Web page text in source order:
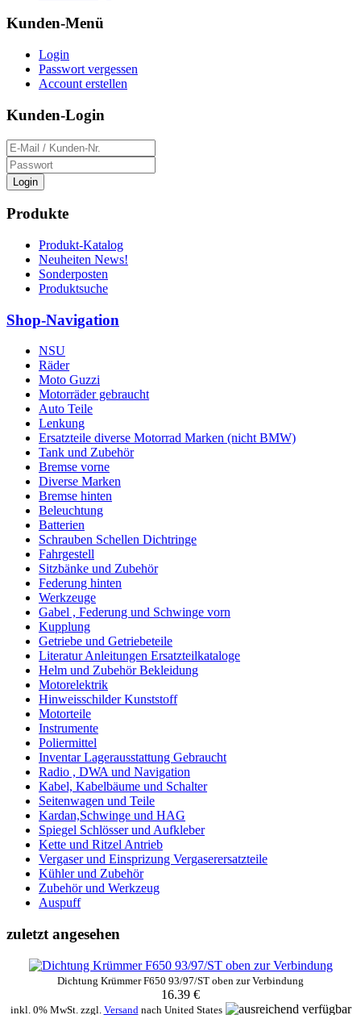
Kunden-Menü
Login
Passwort vergessen
Account erstellen
Kunden-Login
Login
Produkte
Produkt-Katalog
Neuheiten News!
Sonderposten
Produktsuche
Shop-Navigation
NSU
Räder
Moto Guzzi
Motorräder gebraucht
Auto Teile
Lenkung
Ersatzteile diverse Motorrad Marken (nicht BMW)
Tank und Zubehör
Bremse vorne
Diverse Marken
Bremse hinten
Beleuchtung
Batterien
Schrauben Schellen Dichtringe
Fahrgestell
Sitzbänke und Zubehör
Federung hinten
Werkzeuge
Gabel , Federung und Schwinge vorn
Kupplung
Getriebe und Getriebeteile
Literatur Anleitungen Ersatzteilkataloge
Helm und Zubehör Bekleidung
Motorelektrik
Hinweisschilder Kunststoff
Motorteile
Instrumente
Poliermittel
Inventar Lagerausstattung Gebraucht
Radio , DWA und Navigation
Kabel, Kabelbäume und Schalter
Seitenwagen und Teile
Kardan,Schwinge und HAG
Spiegel Schlösser und Aufkleber
Kette und Ritzel Antrieb
Vergaser und Einsprizung Vergaserersatzteile
Kühler und Zubehör
Zubehör und Werkzeug
Auspuff
zuletzt angesehen
Dichtung Krümmer F650 93/97/ST oben zur Verbindung
16.39 €
inkl. 0% MwSt. zzgl. Versand nach United States